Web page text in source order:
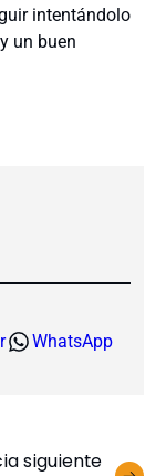
intentándolo
un buen
WhatsApp
siguiente